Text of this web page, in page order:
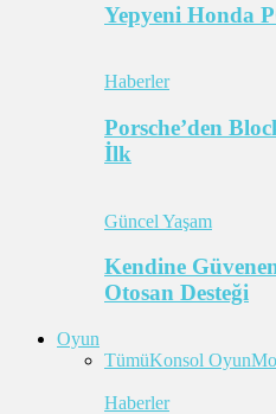
Yepyeni Honda
Haberler
Porsche’den
İlk
Güncel Yaşam
Kendine
Otosan Desteği
Oyun
TümüKonsol Oyun
Haberler